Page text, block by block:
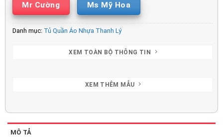
Mr Cường Ms Mỹ Hoa
Danh mục: Tủ Quần Áo Nhựa Thanh Lý
XEM TOÀN BỘ THÔNG TIN
XEM THÊM MẪU
MÔ TẢ